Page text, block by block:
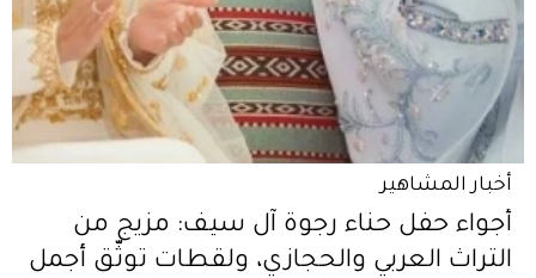
أخبار المشاهير
أجواء حفل حناء رجوة آل سيف: مزيج من
التراث العربي والحجازي، ولقطات توثّق أجمل